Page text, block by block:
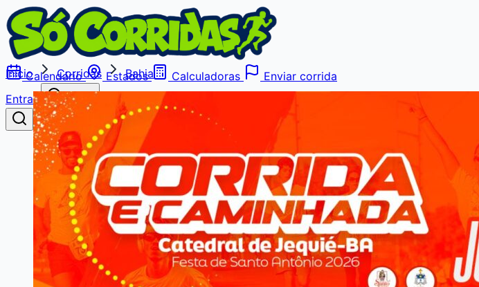
Calendário Estados Calculadoras
Enviar corrida
Entrar
Buscar
Início Corridas Bahia